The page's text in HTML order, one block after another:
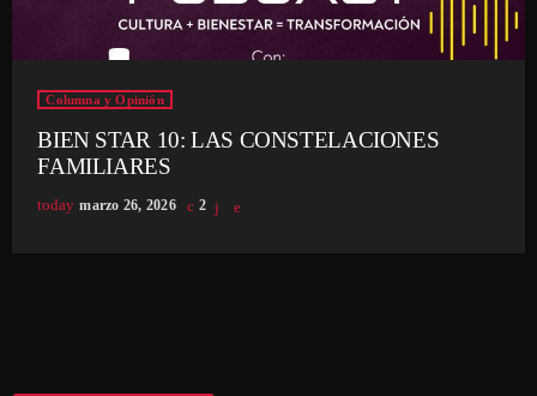
Columna y Opinión
BIEN STAR 10: LAS CONSTELACIONES
FAMILIARES
today marzo 26, 2026 2